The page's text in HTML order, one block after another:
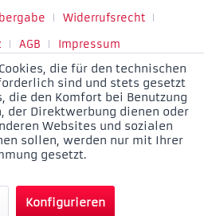
Widerrufsrecht
AGB Impressum
die für den technischen
sind und stets gesetzt
die den Komfort bei Benutzung
der Direktwerbung dienen oder
Websites und sozialen
sollen, werden nur mit Ihrer
gesetzt.
Konfigurieren